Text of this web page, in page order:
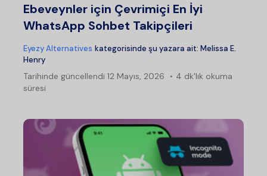
Ebeveynler için Çevrimiçi En İyi
WhatsApp Sohbet Takipçileri
Eyezy Alternatives kategorisinde şu yazara ait: Melissa E.
Henry
Tarihinde güncellendi 12 Mayıs, 2026
4 dk'lık okuma
süresi